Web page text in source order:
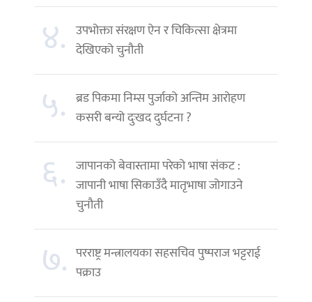
४. उपभोक्ता संरक्षण ऐन र चिकित्सा क्षेत्रमा
देखिएको चुनौती
५. ब्रड पिकमा निम्स पुर्जाको अन्तिम आरोहण
कसरी बन्यो दुःखद दुर्घटना ?
६. जापानको बेवास्तामा परेको भाषा संकट :
जापानी भाषा सिकाउँदै मातृभाषा जोगाउने
चुनौती
७. परराष्ट्र मन्त्रालयका सहसचिव पुष्पराज भट्टराई
पक्राउ